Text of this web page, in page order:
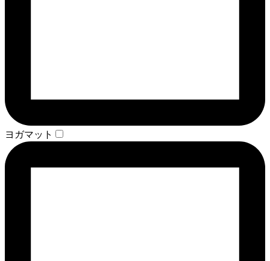
ヨガマット